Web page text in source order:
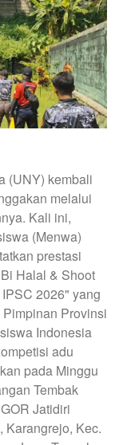
(UNY) kembali
melalui
Kali ini,
(Menwa)
prestasi
Halal & Shoot
2026" yang
Provinsi
Indonesia
adu
pada Minggu
Tembak
Jatidiri
Karangrejo, Kec.